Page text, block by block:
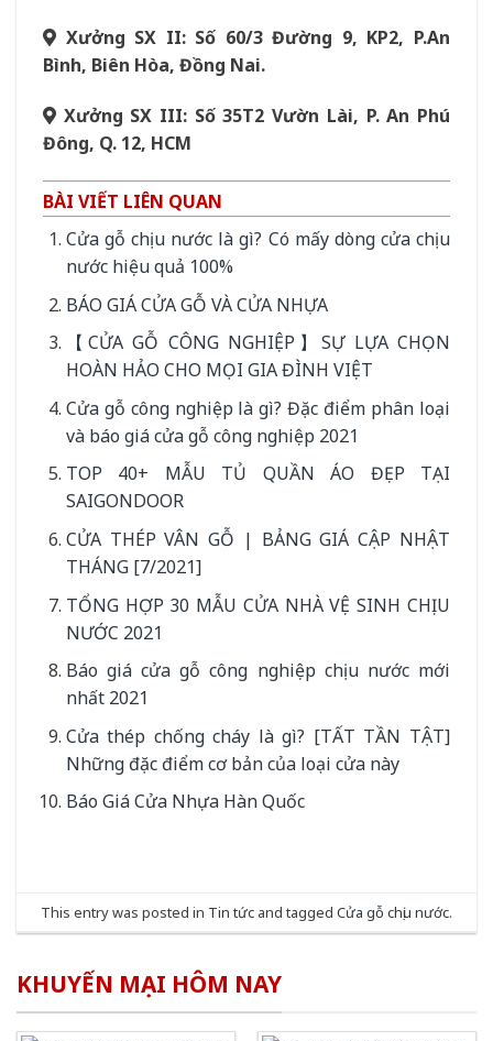
Xưởng SX II: Số 60/3 Đường 9, KP2, P.An
Bình, Biên Hòa, Đồng Nai.
Xưởng SX III: Số 35T2 Vườn Lài, P. An Phú
Đông, Q. 12, HCM
BÀI VIẾT LIÊN QUAN
Cửa gỗ chịu nước là gì? Có mấy dòng cửa chịu
nước hiệu quả 100%
BÁO GIÁ CỬA GỖ VÀ CỬA NHỰA
【CỬA GỖ CÔNG NGHIỆP】SỰ LỰA CHỌN
HOÀN HẢO CHO MỌI GIA ĐÌNH VIỆT
Cửa gỗ công nghiệp là gì? Đặc điểm phân loại
và báo giá cửa gỗ công nghiệp 2021
TOP 40+ MẪU TỦ QUẦN ÁO ĐẸP TẠI
SAIGONDOOR
CỬA THÉP VÂN GỖ | BẢNG GIÁ CẬP NHẬT
THÁNG [7/2021]
TỔNG HỢP 30 MẪU CỬA NHÀ VỆ SINH CHỊU
NƯỚC 2021
Báo giá cửa gỗ công nghiệp chịu nước mới
nhất 2021
Cửa thép chống cháy là gì? [TẤT TẦN TẬT]
Những đặc điểm cơ bản của loại cửa này
Báo Giá Cửa Nhựa Hàn Quốc
This entry was posted in Tin tức and tagged Cửa gỗ chịu nước.
KHUYẾN MẠI HÔM NAY